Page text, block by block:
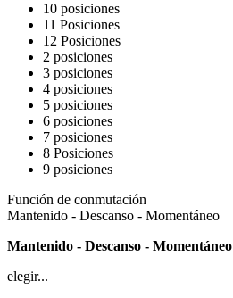
10 posiciones
11 Posiciones
12 Posiciones
2 posiciones
3 posiciones
4 posiciones
5 posiciones
6 posiciones
7 posiciones
8 Posiciones
9 posiciones
Función de conmutación
Mantenido - Descanso - Momentáneo
Mantenido - Descanso - Momentáneo
elegir...